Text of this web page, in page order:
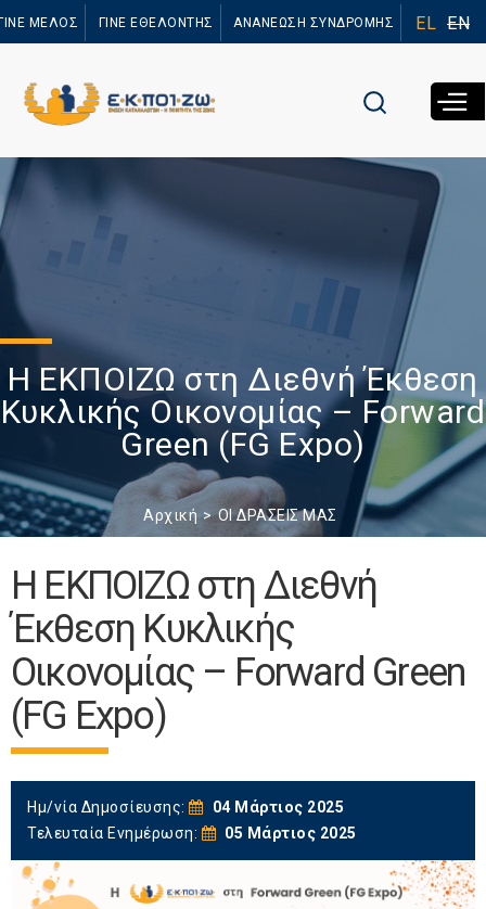
προς το
ΜΕΛΟΣ ΓΙΝΕ ΕΘΕΛΟΝΤΗΣ ΑΝΑΝΕΩΣΗ ΣΥΝΔΡΟΜΗΣ EL EN
Η ΕΚΠΟΙΖΩ στη Διεθνή Έκθεση
Κυκλικής Οικονομίας – Forward
Green (FG Expo)
Αρχική ΟΙ ΔΡΑΣΕΙΣ ΜΑΣ
Η ΕΚΠΟΙΖΩ στη Διεθνή
Έκθεση Κυκλικής
Οικονομίας – Forward Green
(FG Expo)
Ημ/νία Δημοσίευσης:
04 Μάρτιος 2025
Τελευταία Ενημέρωση:
05 Μάρτιος 2025